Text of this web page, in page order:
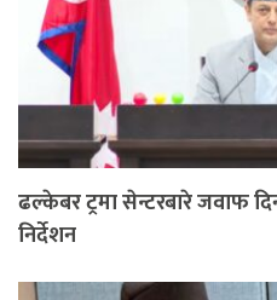
ढल्केबर ट्रमा सेन्टरबारे जवाफ
निर्देशन